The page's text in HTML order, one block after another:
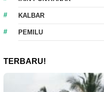
KALBAR
PEMILU
TERBARU!